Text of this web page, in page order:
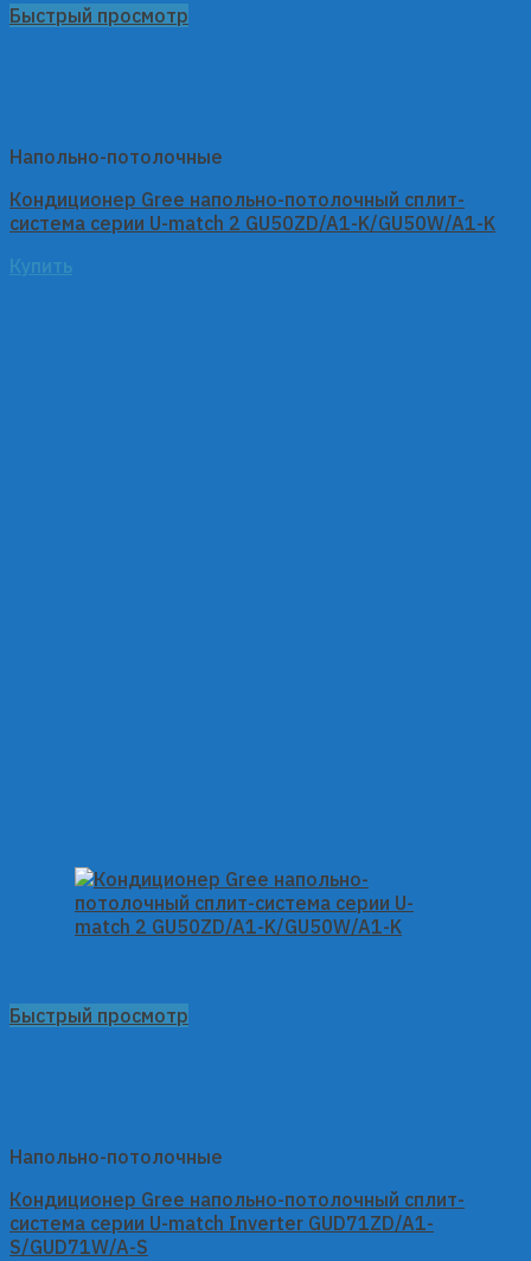
Быстрый просмотр
Напольно-потолочные
Кондиционер Gree напольно-потолочный сплит-
система серии U-match 2 GU50ZD/A1-K/GU50W/A1-K
Купить
Быстрый просмотр
Напольно-потолочные
Кондиционер Gree напольно-потолочный сплит-
система серии U-match Inverter GUD71ZD/A1-
S/GUD71W/A-S